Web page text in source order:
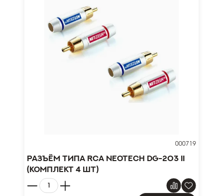
000719
Разъём типа RCA Neotech DG-203 II
(комплект 4 шт)